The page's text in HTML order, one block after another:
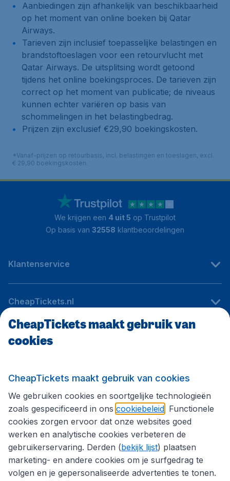
Aanbiedingen zijn afhankelijk van beschikbaarheid
op het moment van online boeken bij Qatar
Airways.
Tarieven zijn inclusief toepasselijke belastingen en
brandstoftoeslagen voor een retourvlucht met
Qatar Airways. De uitsplitsing wordt getoond
tijdens het online boekingsproces. De tarieven zijn
correct op het moment van publicatie; de niveaus
kunnen echter variëren op basis van
schommelingen in het belastingbedrag.
Prijzen zijn exclusief €29,90 boekingskosten.
*Vanaf-prijzen op retourbasis, incl. belastingen en toeslagen, excl.
€ 29,90 boekingskosten.
We krijgen een 4 uit 5 op Trustpilot
Op basis van 32558 klantbeoordelingen
Klantenservice
CheapTickets.nl
Internationale sites
Volg CheapTickets.nl
CheapTickets maakt gebruik van
cookies
CheapTickets maakt gebruik van cookies
We gebruiken cookies en soortgelijke technologieën
zoals gespecificeerd in ons cookiebeleid . Functionele
cookies zorgen ervoor dat onze websites goed
werken en analytische cookies verbeteren de
gebruikerservaring. Derden (bekijk lijst) plaatsen
marketing- en andere cookies om je surfgedrag te
volgen en je gepersonaliseerde advertenties te tonen.